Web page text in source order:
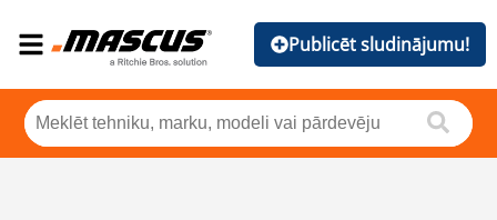
Publicēt sludinājumu!